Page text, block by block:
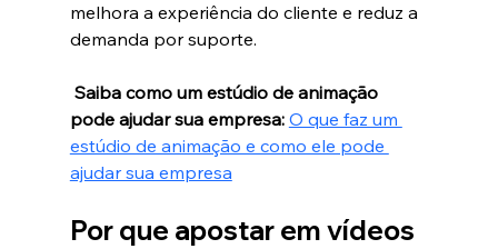
melhora a experiência do cliente e reduz a
demanda por suporte.
pode ajudar sua empresa: O que faz um
estúdio de animação e como ele pode
ajudar sua empresa
Por que apostar em vídeos